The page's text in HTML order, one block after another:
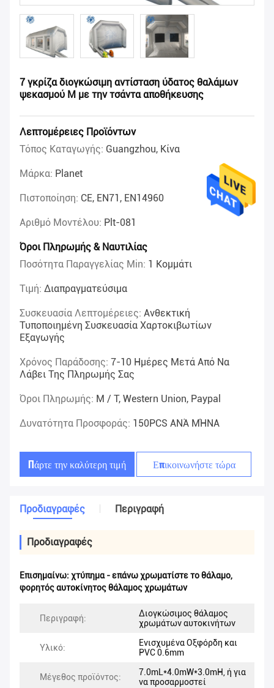
7 γκρίζα διογκώσιμη αντίσταση ύδατος θαλάμων
ψεκασμού Μ με την τσάντα αποθήκευσης
Λεπτομέρειες Προϊόντων
Τόπος Καταγωγής: Guangzhou, Κίνα
Μάρκα: Planet
Πιστοποίηση: CE, EN71, EN14960
Αριθμό Μοντέλου: Plt-081
Όροι Πληρωμής & Ναυτιλίας
Ποσότητα Παραγγελίας Min: 1 Κομμάτι
Τιμή: Διαπραγματεύσιμα
Συσκευασία Λεπτομέρειες: Ανθεκτική
Τυποποιημένη Συσκευασία Χαρτοκιβωτίων
Εξαγωγής
Χρόνος Παράδοσης: 7-10 Ημέρες Μετά Από Να
Λάβει Της Πληρωμής Σας
Όροι Πληρωμής: Μ / Τ, Western Union, Paypal
Δυνατότητα Προσφοράς: 150PCS ΑΝΆ ΜΉΝΑ
Πάρτε την καλύτερη τιμή Επικοινωνήστε τώρα
Προδιαγραφές Περιγραφή
Προδιαγραφές
Επισημαίνω: χτύπημα - επάνω χρωματίστε το θάλαμο,
φορητός αυτοκίνητος θάλαμος χρωμάτων
Περιγραφή:
Διογκώσιμος θάλαμος
χρωμάτων αυτοκινήτων
Υλικό:
Ενισχυμένα Οξφόρδη και
PVC 0.6mm
Μέγεθος προϊόντος:
7.0mL*4.0mW*3.0mH, ή για
να προσαρμοστεί